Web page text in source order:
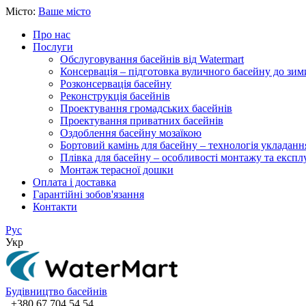
Місто: Ваше місто
Про нас
Послуги
Обслуговування басейнів від Watermart
Консервація – підготовка вуличного басейну до
Розконсервація басейну
Реконструкція басейнів
Проектування громадських басейнів
Проектування приватних басейнів
Оздоблення басейну мозаїкою
Бортовий камінь для басейну – технологія
Плівка для басейну – особливості монтажу та
Монтаж терасної дошки
Оплата і доставка
Гарантійні зобов'язання
Контакти
Рус
Укр
Будівництво басейнів
+380 67 704 54 54